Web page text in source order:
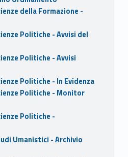
della Formazione -
Politiche - Avvisi del
Politiche - Avvisi
Politiche - In Evidenza
Politiche - Monitor
Politiche -
Umanistici - Archivio